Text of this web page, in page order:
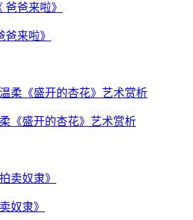
来啦》
《盛开的杏花》艺术赏析
奴隶》